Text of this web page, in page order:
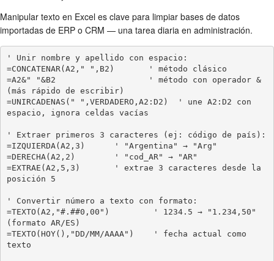
Manipular texto en Excel es clave para limpiar bases de datos
importadas de ERP o CRM — una tarea diaria en administración.
' Unir nombre y apellido con espacio:
=CONCATENAR(A2," ",B2)       ' método clásico
=A2&" "&B2                   ' método con operador &
(más rápido de escribir)
=UNIRCADENAS(" ",VERDADERO,A2:D2)  ' une A2:D2 con
espacio, ignora celdas vacías
' Extraer primeros 3 caracteres (ej: código de país):
=IZQUIERDA(A2,3)      ' "Argentina" → "Arg"
=DERECHA(A2,2)        ' "cod_AR" → "AR"
=EXTRAE(A2,5,3)       ' extrae 3 caracteres desde la
posición 5
' Convertir número a texto con formato:
=TEXTO(A2,"#.##0,00")         ' 1234.5 → "1.234,50"
(formato AR/ES)
=TEXTO(HOY(),"DD/MM/AAAA")    ' fecha actual como
texto